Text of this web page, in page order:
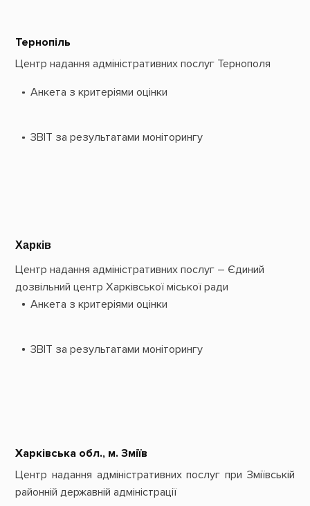
Тернопіль
Центр надання адміністративних послуг Тернополя
Анкета з критеріями оцінки
ЗВІТ за результатами моніторингу
Харків
Центр надання адміністративних послуг – Єдиний
дозвільний центр Харківської міської ради
Анкета з критеріями оцінки
ЗВІТ за результатами моніторингу
Харківська обл., м. Зміїв
Центр надання адміністративних послуг при Зміївській
районній державній адміністрації